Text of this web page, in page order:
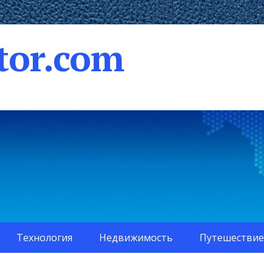
Технология Недвижимость Путешествие